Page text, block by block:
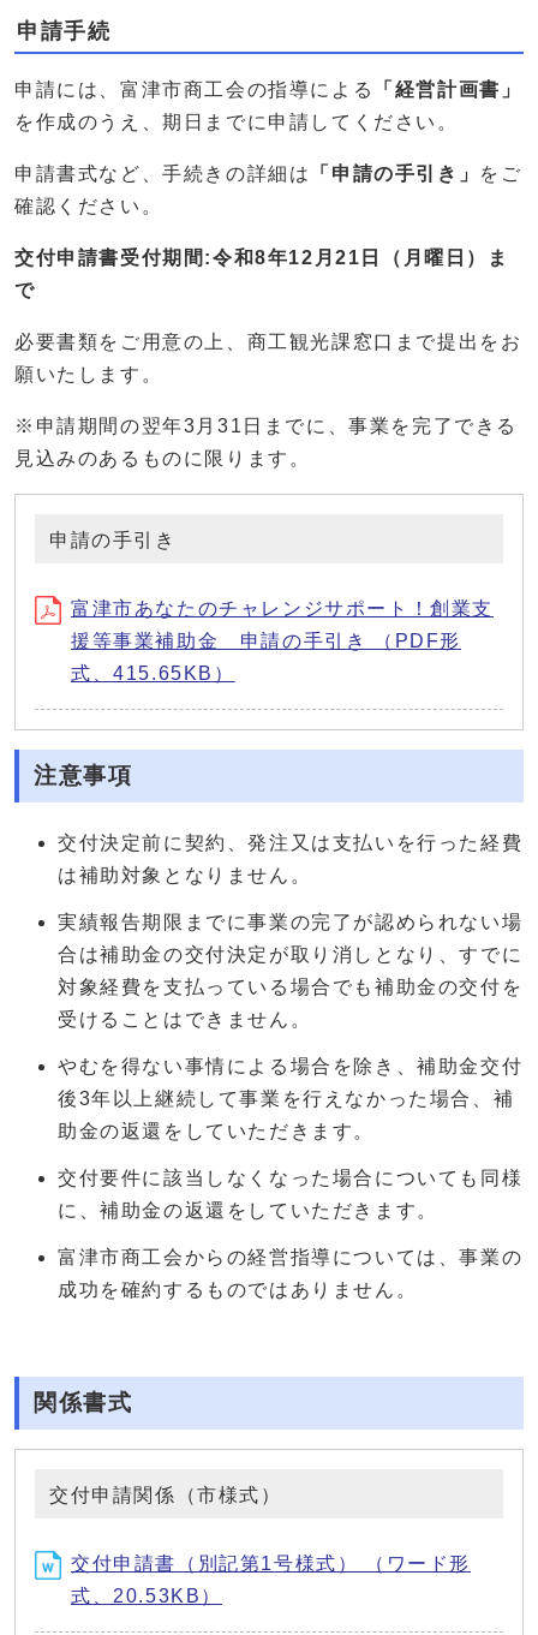
申請手続
申請には、富津市商工会の指導による
「経営計画書」
を作成のうえ、期日までに申請してください。
申請書式など、手続きの詳細は 「申請の手引き」
をご
確認ください。
交付申請書受付期間:令和8年12月21日（月曜日）ま
で
必要書類をご用意の上、商工観光課窓口まで提出をお
願いたします。
※申請期間の翌年3月31日までに、事業を完了できる
見込みのあるものに限ります。
申請の手引き
富津市あなたのチャレンジサポート！創業支
援等事業補助金 申請の手引き （PDF形
式、415.65KB）
注意事項
交付決定前に契約、発注又は支払いを行った経費
は補助対象となりません。
実績報告期限までに事業の完了が認められない場
合は補助金の交付決定が取り消しとなり、すでに
対象経費を支払っている場合でも補助金の交付を
受けることはできません。
やむを得ない事情による場合を除き、補助金交付
後3年以上継続して事業を行えなかった場合、補
助金の返還をしていただきます。
交付要件に該当しなくなった場合についても同様
に、補助金の返還をしていただきます。
富津市商工会からの経営指導については、事業の
成功を確約するものではありません。
関係書式
交付申請関係（市様式）
交付申請書（別記第1号様式） （ワード形
式、20.53KB）